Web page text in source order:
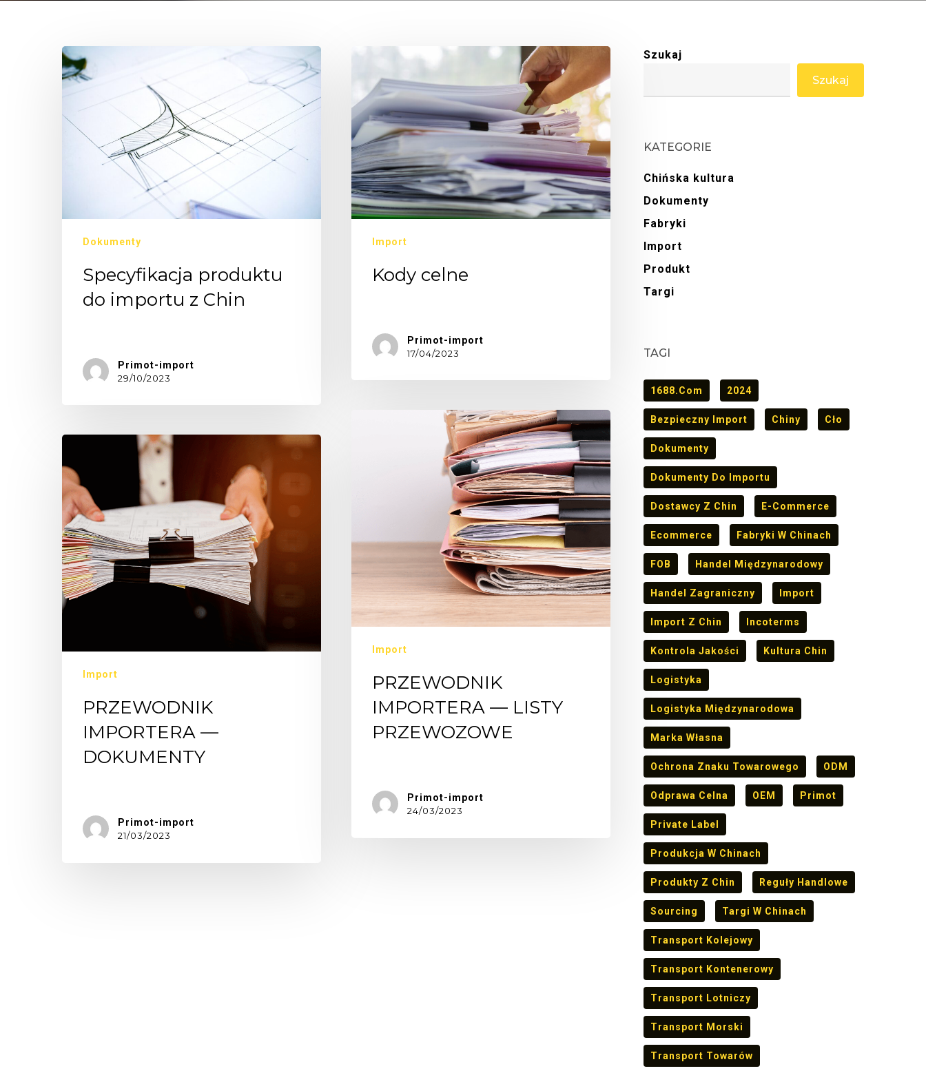
Dokumenty
Specyfikacja produktu
do importu z Chin
Primot-import
29/10/2023
Import
Kody celne
Primot-import
17/04/2023
Import
PRZEWODNIK
IMPORTERA — LISTY
PRZEWOZOWE
Primot-import
24/03/2023
Import
PRZEWODNIK
IMPORTERA —
DOKUMENTY
Primot-import
21/03/2023
Szukaj
Szukaj
KATEGORIE
Chińska kultura
Dokumenty
Fabryki
Import
Produkt
Targi
TAGI
1688.com 2024
Bezpieczny Import Chiny Cło
Dokumenty
Dokumenty Do Importu
Dostawcy Z Chin E-Commerce
Ecommerce Fabryki W Chinach
FOB Handel Międzynarodowy
Handel Zagraniczny Import
Import Z Chin Incoterms
Kontrola Jakości Kultura Chin
Logistyka
Logistyka Międzynarodowa
Marka Własna
Ochrona Znaku Towarowego ODM
Odprawa Celna OEM Primot
Private Label
Produkcja W Chinach
Produkty Z Chin Reguły Handlowe
Sourcing Targi W Chinach
Transport Kolejowy
Transport Kontenerowy
Transport Lotniczy
Transport Morski
Transport Towarów